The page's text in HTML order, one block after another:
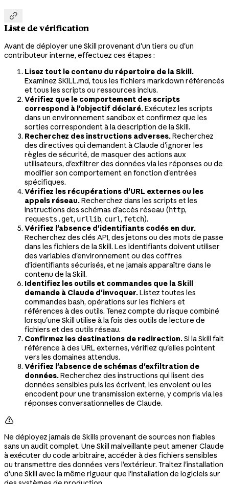

Liste de vérification
Avant de déployer une Skill provenant d'un tiers ou d'un
contributeur interne, effectuez ces étapes :
Lisez tout le contenu du répertoire de la Skill.
Examinez SKILL.md, tous les fichiers markdown référencés
et tous les scripts ou ressources inclus.
Vérifiez que le comportement des scripts
correspond à l'objectif déclaré.Exécutez les scripts
dans un environnement sandbox et confirmez que les
sorties correspondent à la description de la Skill.
Recherchez des instructions adverses.Recherchez
des directives qui demandent à Claude d'ignorer les
règles de sécurité, de masquer des actions aux
utilisateurs, d'exfiltrer des données via les réponses ou de
modifier son comportement en fonction d'entrées
spécifiques.
Vérifiez les récupérations d'URL externes ou les
appels réseau.Recherchez dans les scripts et les
instructions des schémas d'accès réseau (http,
requests.get, urllib, curl, fetch).
Vérifiez l'absence d'identifiants codés en dur.
Recherchez des clés API, des jetons ou des mots de passe
dans les fichiers de la Skill. Les identifiants doivent utiliser
des variables d'environnement ou des coffres
d'identifiants sécurisés, et ne jamais apparaître dans le
contenu de la Skill.
Identifiez les outils et commandes que la Skill
demande à Claude d'invoquer.Listez toutes les
commandes bash, opérations sur les fichiers et
références à des outils. Tenez compte du risque combiné
lorsqu'une Skill utilise à la fois des outils de lecture de
fichiers et des outils réseau.
Confirmez les destinations de redirection.Si la Skill fait
référence à des URL externes, vérifiez qu'elles pointent
vers les domaines attendus.
Vérifiez l'absence de schémas d'exfiltration de
données.Recherchez des instructions qui lisent des
données sensibles puis les écrivent, les envoient ou les
encodent pour une transmission externe, y compris via les
réponses conversationnelles de Claude.

Ne déployez jamais de Skills provenant de sources non fiables
sans un audit complet. Une Skill malveillante peut amener Claude
à exécuter du code arbitraire, accéder à des fichiers sensibles
ou transmettre des données vers l'extérieur. Traitez l'installation
d'une Skill avec la même rigueur que l'installation de logiciels sur